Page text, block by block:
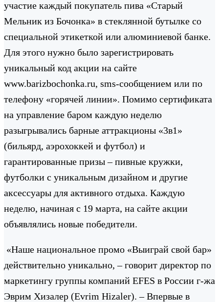
участие каждый покупатель пива «Старый
Мельник из Бочонка» в стеклянной бутылке со
специальной этикеткой или алюминиевой банке.
Для этого нужно было зарегистрировать
уникальный код акции на сайте
www.barizbochonka.ru, sms-сообщением или по
телефону «горячей линии». Помимо сертификата
на управление баром каждую неделю
разыгрывались барные аттракционы «3в1»
(бильярд, аэрохоккей и футбол) и
гарантированные призы – пивные кружки,
футболки с уникальным дизайном и другие
аксессуары для активного отдыха. Каждую
неделю, начиная с 19 марта, на сайте акции
объявлялись новые победители.
«Наше национальное промо «Выиграй свой бар»
действительно уникально, – говорит директор по
маркетингу группы компаний EFES в России г-жа
Эврим Хизалер (Evrim Hizaler). – Впервые в